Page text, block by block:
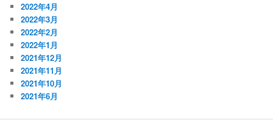
2022年4月
2022年3月
2022年2月
2022年1月
2021年12月
2021年11月
2021年10月
2021年6月